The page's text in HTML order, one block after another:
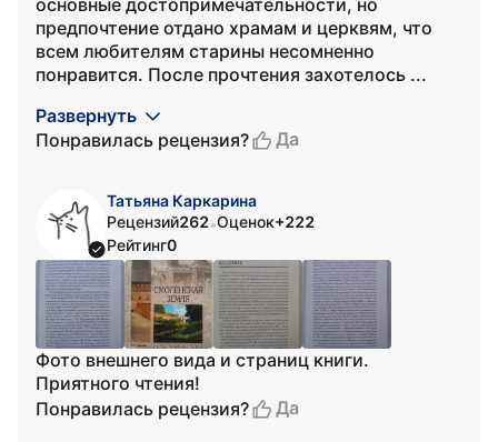
основные достопримечательности, но
предпочтение отдано храмам и церквям, что
всем любителям старины несомненно
понравится. После прочтения захотелось ...
Развернуть
Понравилась рецензия?
Да
Татьяна Каркарина
Рецензий262•Оценок+222
Рейтинг0
Фото внешнего вида и страниц книги.
Приятного чтения!
Понравилась рецензия?
Да